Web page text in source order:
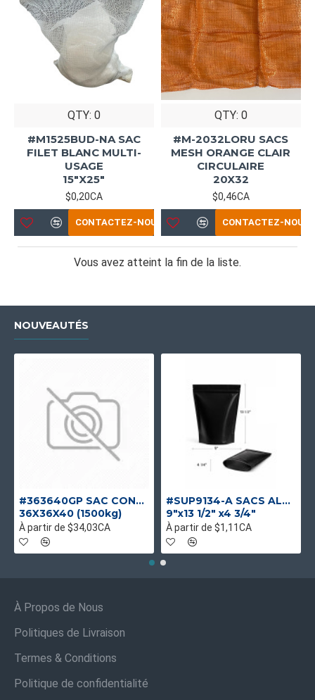
QTY: 0
#M1525BUD-NA SAC
FILET BLANC MULTI-
USAGE
15"X25"
$0,20CA
CONTACTEZ-NOUS
QTY: 0
#M-2032LORU SACS
MESH ORANGE CLAIR
CIRCULAIRE
20X32
$0,46CA
CONTACTEZ-NOUS
Vous avez atteint la fin de la liste.
NOUVEAUTÉS
#363640GP SAC CONTENEUR GOUL/PLAT UV UNIQUE
36X36X40 (1500kg)
À partir de $34,03CA
#SUP9134-A SACS ALUMINIUM NOIR MAT DEBOUT
9"x13 1/2" x4 3/4"
À partir de $1,11CA
À Propos de Nous
Politiques de Livraison
Termes & Conditions
Politique de confidentialité